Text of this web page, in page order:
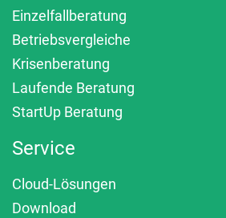
Einzelfallberatung
Betriebsvergleiche
Krisenberatung
Laufende Beratung
StartUp Beratung
Service
Cloud-Lösungen
Download